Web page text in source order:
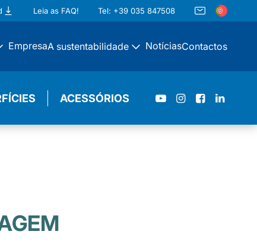
Leia as FAQ! Tel: +39 035 847508
EmpresaA sustentabilidade NotíciasContactos
ACESSÓRIOS